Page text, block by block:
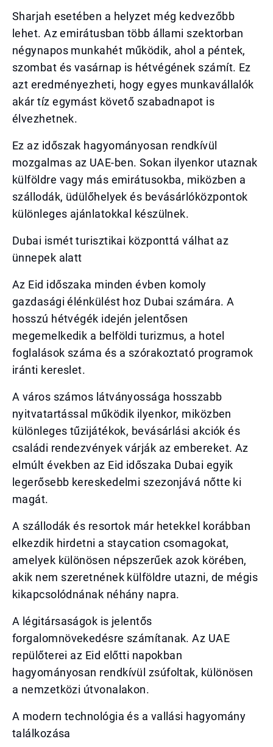
Sharjah esetében a helyzet még kedvezőbb
lehet. Az emirátusban több állami szektorban
négynapos munkahét működik, ahol a péntek,
szombat és vasárnap is hétvégének számít. Ez
azt eredményezheti, hogy egyes munkavállalók
akár tíz egymást követő szabadnapot is
élvezhetnek.
Ez az időszak hagyományosan rendkívül
mozgalmas az UAE-ben. Sokan ilyenkor utaznak
külföldre vagy más emirátusokba, miközben a
szállodák, üdülőhelyek és bevásárlóközpontok
különleges ajánlatokkal készülnek.
Dubai ismét turisztikai központtá válhat az
ünnepek alatt
Az Eid időszaka minden évben komoly
gazdasági élénkülést hoz Dubai számára. A
hosszú hétvégék idején jelentősen
megemelkedik a belföldi turizmus, a hotel
foglalások száma és a szórakoztató programok
iránti kereslet.
A város számos látványossága hosszabb
nyitvatartással működik ilyenkor, miközben
különleges tűzijátékok, bevásárlási akciók és
családi rendezvények várják az embereket. Az
elmúlt években az Eid időszaka Dubai egyik
legerősebb kereskedelmi szezonjává nőtte ki
magát.
A szállodák és resortok már hetekkel korábban
elkezdik hirdetni a staycation csomagokat,
amelyek különösen népszerűek azok körében,
akik nem szeretnének külföldre utazni, de mégis
kikapcsolódnának néhány napra.
A légitársaságok is jelentős
forgalomnövekedésre számítanak. Az UAE
repülőterei az Eid előtti napokban
hagyományosan rendkívül zsúfoltak, különösen
a nemzetközi útvonalakon.
A modern technológia és a vallási hagyomány
találkozása